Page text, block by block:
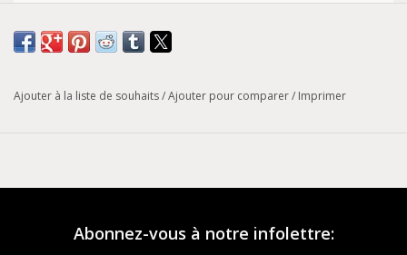
Tableau de conversion des pointures
Modèle : Boston
le cuir nubuck huilé a un aspect patrimonial distinct, conçu
unique. Il est complété par des éléments de conception
Ajouter à la liste de souhaits/Ajouter pour comparer/ Imprimer
Abonnez-vous à notre infolettre: